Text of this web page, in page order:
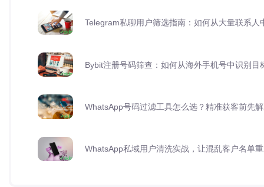
Telegram私聊用户筛选指南：如何从大量联系人
Bybit注册号码筛查：如何从海外手机号中识别目
WhatsApp号码过滤工具怎么选？精准获客前先
WhatsApp私域用户清洗实战，让混乱客户名单